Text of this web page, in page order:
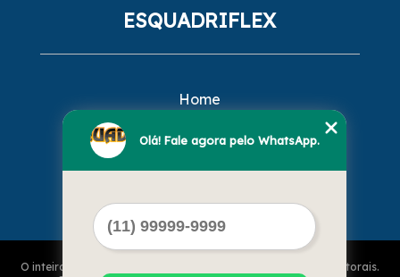
ESQUADRIFLEX
Home
Missão
Serviços
Contato
O inteiro teor deste site está sujeito à proteção de direitos autorais.
Olá! Fale agora pelo WhatsApp.